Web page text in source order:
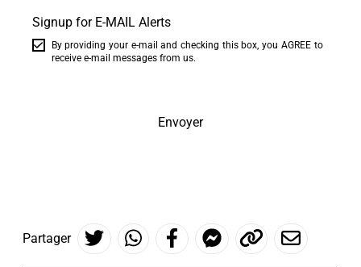
Signup for E-MAIL Alerts
By providing your e-mail and checking this box, you AGREE to
receive e-mail messages from us.
Envoyer
Partager